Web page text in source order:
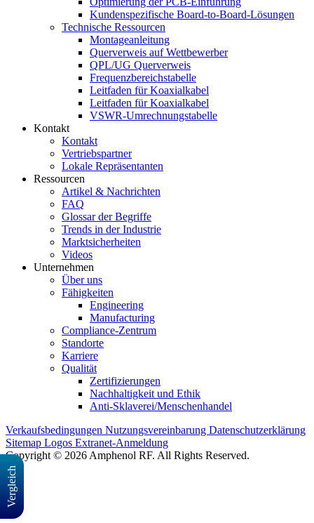
Vergleich
Kundenspezifische Board-to-Board-Lösungen
Technische Ressourcen
Montageanleitung
Querverweis auf Wettbewerber
QPL/UG Querverweis
Frequenzbereichstabelle
Leitfaden für Koaxialkabel
Leitfaden für Koaxialkabel
VSWR-Umrechnungstabelle
Kontakt
Kontakt
Vertriebspartner
Lokale Repräsentanten
Ressourcen
Artikel & Nachrichten
FAQ
Glossar der Begriffe
Trends in der Industrie
Marktsicherheiten
Videos
Unternehmen
Über uns
Fähigkeiten
Engineering
Manufacturing
Compliance-Zentrum
Standorte
Karriere
Qualität
Zertifizierungen
Nachhaltigkeit und Ethik
Anti-Sklaverei/Menschenhandel
Verkaufsbedingungen Nutzungsvereinbarung Datenschutzerklärung
Sitemap Logos Extranet-Anmeldung
Copyright © 2026 Amphenol RF. All Rights Reserved.